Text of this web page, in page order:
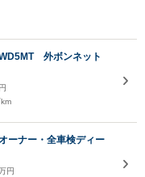
外ボンネット
ーナー・全車検ディー
円